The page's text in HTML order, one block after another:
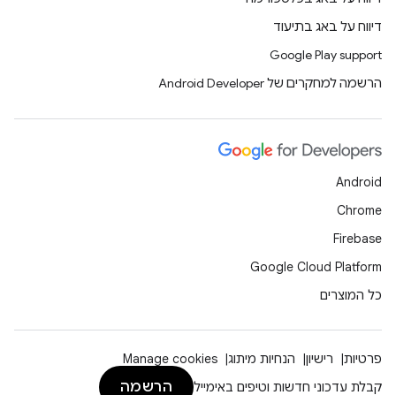
דיווח על באג בתיעוד
Google Play support
הרשמה למחקרים של Android Developer
Android
Chrome
Firebase
Google Cloud Platform
כל המוצרים
פרטיות רישיון הנחיות מיתוג
Manage cookies
קבלת עדכוני חדשות וטיפים באימייל
הרשמה